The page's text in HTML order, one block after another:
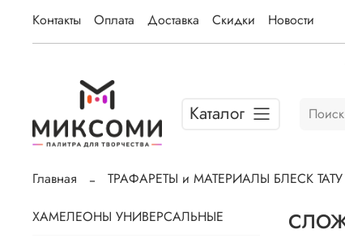
Контакты Оплата Доставка Скидки Новости
Каталог
Главная ТРАФАРЕТЫ и МАТЕРИАЛЫ БЛЕСК ТАТУ
ХАМЕЛЕОНЫ УНИВЕРСАЛЬНЫЕ